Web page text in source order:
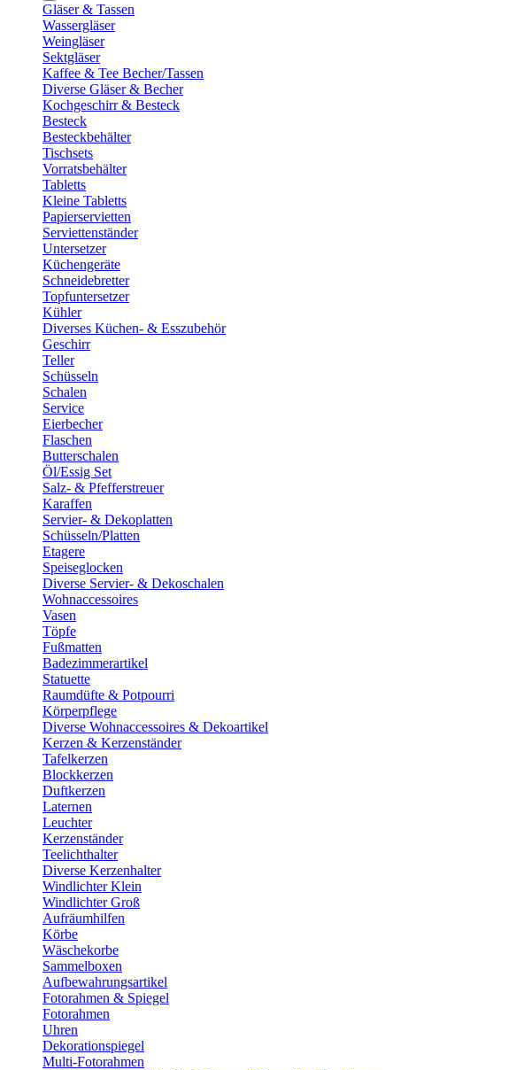
Gläser & Tassen
Wassergläser
Weingläser
Sektgläser
Kaffee & Tee Becher/Tassen
Diverse Gläser & Becher
Kochgeschirr & Besteck
Besteck
Besteckbehälter
Tischsets
Vorratsbehälter
Tabletts
Kleine Tabletts
Papierservietten
Serviettenständer
Untersetzer
Küchengeräte
Schneidebretter
Topfuntersetzer
Kühler
Diverses Küchen- & Esszubehör
Geschirr
Teller
Schüsseln
Schalen
Service
Eierbecher
Flaschen
Butterschalen
Öl/Essig Set
Salz- & Pfefferstreuer
Karaffen
Servier- & Dekoplatten
Schüsseln/Platten
Etagere
Speiseglocken
Diverse Servier- & Dekoschalen
Wohnaccessoires
Vasen
Töpfe
Fußmatten
Badezimmerartikel
Statuette
Raumdüfte & Potpourri
Körperpflege
Diverse Wohnaccessoires & Dekoartikel
Kerzen & Kerzenständer
Tafelkerzen
Blockkerzen
Duftkerzen
Laternen
Leuchter
Kerzenständer
Teelichthalter
Diverse Kerzenhalter
Windlichter Klein
Windlichter Groß
Aufräumhilfen
Körbe
Wäschekorbe
Sammelboxen
Aufbewahrungsartikel
Fotorahmen & Spiegel
Fotorahmen
Uhren
Dekorationspiegel
Multi-Fotorahmen